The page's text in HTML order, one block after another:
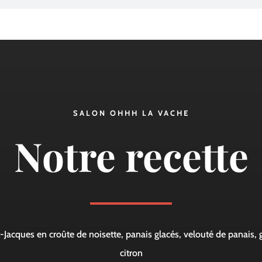
SALON OHHH LA VACHE
Notre recette
Jacques en croûte de noisette, panais glacés, velouté de panais,
citron